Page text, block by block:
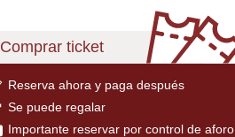
Comprar ticket
Reserva ahora y paga después
Se puede regalar
Importante reservar por control de aforo